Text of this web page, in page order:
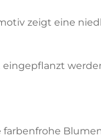
zeigt eine